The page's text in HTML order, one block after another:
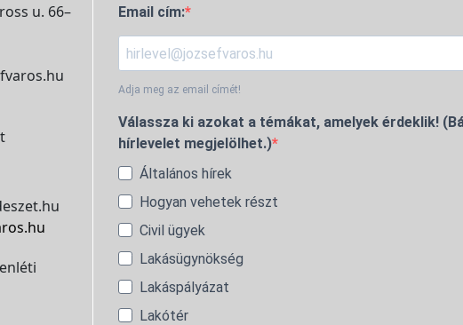
u. 66–
Email cím:
Adja meg az email címét!
Válassza ki azokat a témákat, amelyek érdeklik!
hírlevelet megjelölhet.)
Általános hírek
Hogyan vehetek részt
Civil ügyek
Lakásügynökség
Lakáspályázat
Lakótér